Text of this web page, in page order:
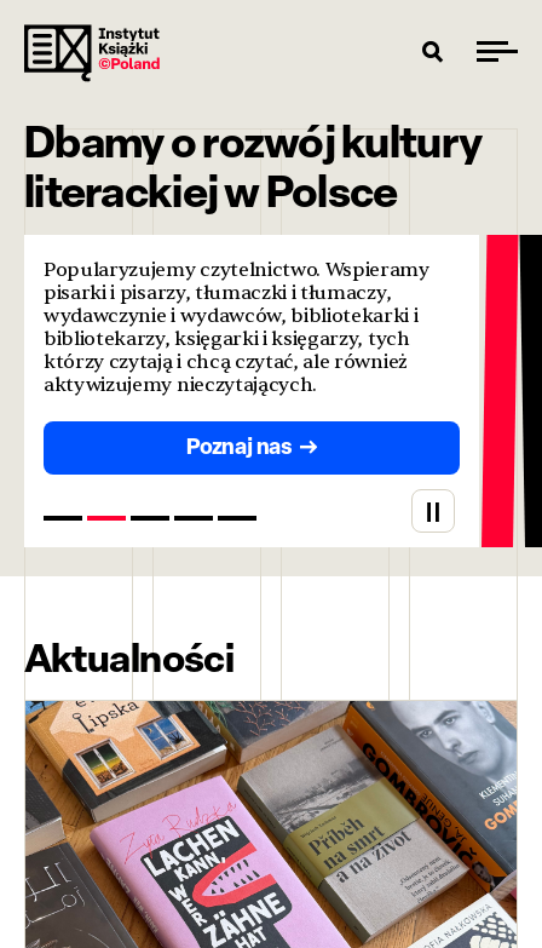
Dbamy o rozwój kultury
literackiej w Polsce
Popularyzujemy czytelnictwo. Wspieramy
pisarki i pisarzy, tłumaczki i tłumaczy,
wydawczynie i wydawców, bibliotekarki i
bibliotekarzy, księgarki i księgarzy, tych
którzy czytają i chcą czytać, ale również
aktywizujemy nieczytających.
Poznaj nas
Aktualności